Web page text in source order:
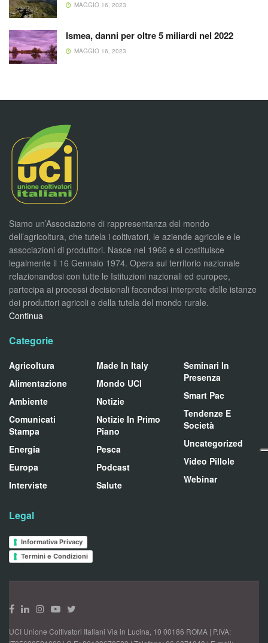
MAGGIO 16, 2023
Ismea, danni per oltre 5 miliardi nel 2022
MAGGIO 16, 2023
Siamo un’Associazione di rappresentanza del mondo
dell’agricoltura, che tutela i coltivatori, le aziende agricole e le
associazioni di produttori. Nasce nel 1966 e si costituisce
legalmente il 16 Gennaio 1974. Opera sul territorio nazionale
relazionandosi con tutte le Istituzioni nazionali ed europee,
partecipa ai processi decisionali facendosi interprete delle istanze
dei produttori agricoli e della tutela del mondo rurale.
Continua
Categorie
Agricoltura
Alimentazione
Ambiente
Comunicati
Stampa
Energia
Europa
Interviste
Made In Italy
Mondo UCI
Notizie
Notizie In Primo
Piano
Pesca
Podcast
Salute
Seminari In
Presenza
Smart Pac
Tendenze E
Società
Uncategorized
Video Pillole
Webinar
Legal
Informativa Privacy
Termini e Condizioni
UCI Unione Coltivatori Italiani Via in Lucina, 10 00186 ROMA | P.IVA: